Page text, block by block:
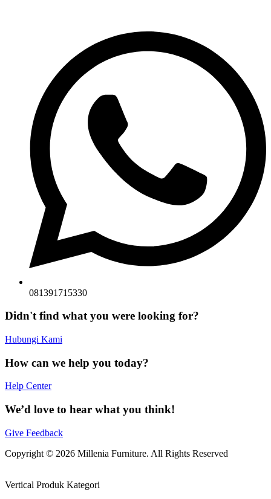
081391715330
Didn't find what you were looking for?
Hubungi Kami
How can we help you today?
Help Center
We’d love to hear what you think!
Give Feedback
Copyright © 2026 Millenia Furniture. All Rights Reserved
Vertical Produk Kategori